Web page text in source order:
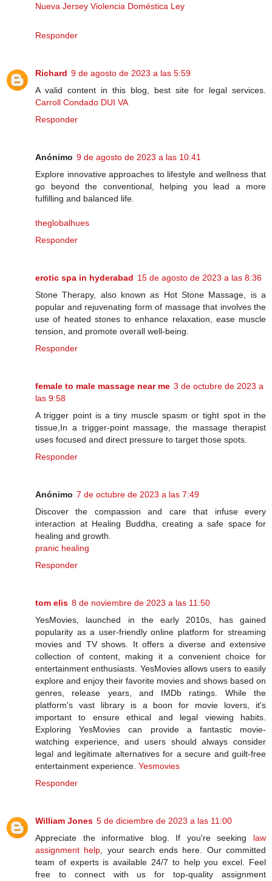
Nueva Jersey Violencia Doméstica Ley
Responder
Richard 9 de agosto de 2023 a las 5:59
A valid content in this blog, best site for legal services.
Carroll Condado DUI VA
Responder
Anónimo 9 de agosto de 2023 a las 10:41
Explore innovative approaches to lifestyle and wellness that
go beyond the conventional, helping you lead a more
fulfilling and balanced life.
theglobalhues
Responder
erotic spa in hyderabad 15 de agosto de 2023 a las 8:36
Stone Therapy, also known as Hot Stone Massage, is a
popular and rejuvenating form of massage that involves the
use of heated stones to enhance relaxation, ease muscle
tension, and promote overall well-being.
Responder
female to male massage near me 3 de octubre de 2023 a
las 9:58
A trigger point is a tiny muscle spasm or tight spot in the
tissue,In a trigger-point massage, the massage therapist
uses focused and direct pressure to target those spots.
Responder
Anónimo 7 de octubre de 2023 a las 7:49
Discover the compassion and care that infuse every
interaction at Healing Buddha, creating a safe space for
healing and growth.
pranic healing
Responder
tom elis 8 de noviembre de 2023 a las 11:50
YesMovies, launched in the early 2010s, has gained
popularity as a user-friendly online platform for streaming
movies and TV shows. It offers a diverse and extensive
collection of content, making it a convenient choice for
entertainment enthusiasts. YesMovies allows users to easily
explore and enjoy their favorite movies and shows based on
genres, release years, and IMDb ratings. While the
platform's vast library is a boon for movie lovers, it's
important to ensure ethical and legal viewing habits.
Exploring YesMovies can provide a fantastic movie-
watching experience, and users should always consider
legal and legitimate alternatives for a secure and guilt-free
entertainment experience. Yesmovies
Responder
William Jones 5 de diciembre de 2023 a las 11:00
Appreciate the informative blog. If you're seeking law
assignment help, your search ends here. Our committed
team of experts is available 24/7 to help you excel. Feel
free to connect with us for top-quality assignment